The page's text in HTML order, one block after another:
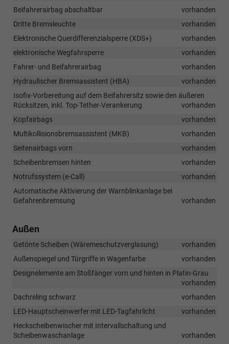
Beifahrerairbag abschaltbar
vorhanden
Dritte Bremsleuchte
vorhanden
Elektronische Querdifferenzialsperre (XDS+)
vorhanden
elektronische Wegfahrsperre
vorhanden
Fahrer- und Beifahrerairbag
vorhanden
Hydraulischer Bremsassistent (HBA)
vorhanden
Isofix-Vorbereitung auf dem Beifahrersitz sowie den äußeren
Rücksitzen, inkl. Top-Tether-Verankerung
vorhanden
Kopfairbags
vorhanden
Multikollisionsbremsassistent (MKB)
vorhanden
Seitenairbags vorn
vorhanden
Scheibenbremsen hinten
vorhanden
Notrufssystem (e-Call)
vorhanden
Automatische Aktivierung der Warnblinkanlage bei
Gefahrenbremsung
vorhanden
Außen
Getönte Scheiben (Wäremeschutzverglasung)
vorhanden
Außenspiegel und Türgriffe in Wagenfarbe
vorhanden
Designelemente am Stoßfänger vorn und hinten in Platin-Grau
vorhanden
Dachreling schwarz
vorhanden
LED-Hauptscheinwerfer mit LED-Tagfahrlicht
vorhanden
Heckscheibenwischer mit Intervallschaltung und
Scheibenwaschanlage
vorhanden